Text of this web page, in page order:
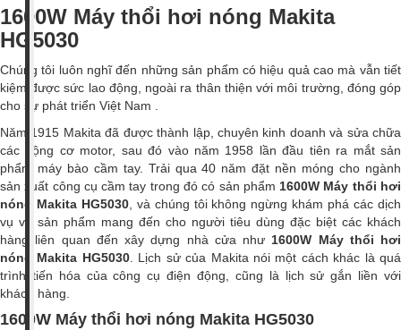
1600W Máy thổi hơi nóng Makita
HG5030
Chúng tôi luôn nghĩ đến những sản phẩm có hiệu quả cao mà vẫn tiết
kiệm được sức lao động, ngoài ra thân thiện với môi trường, đóng góp
cho sự phát triển Việt Nam .
Năm 1915 Makita đã được thành lập, chuyên kinh doanh và sửa chữa
các động cơ motor, sau đó vào năm 1958 lần đầu tiên ra mắt sản
phẩm máy bào cầm tay. Trải qua 40 năm đặt nền móng cho ngành
sản xuất công cụ cầm tay trong đó có sản phẩm1600W Máy thổi hơi
nóng Makita HG5030, và chúng tôi không ngừng khám phá các dịch
vụ và sản phẩm mang đến cho người tiêu dùng đặc biệt các khách
hàng liên quan đến xây dựng nhà cửa như1600W Máy thổi hơi
nóng Makita HG5030. Lịch sử của Makita nói một cách khác là quá
trình tiến hóa của công cụ điện động, cũng là lịch sử gắn liền với
khách hàng.
1600W Máy thổi hơi nóng Makita HG5030